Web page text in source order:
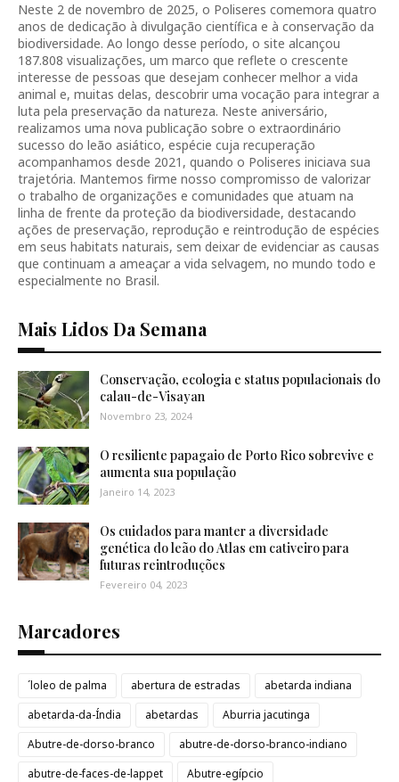
Neste 2 de novembro de 2025, o Poliseres comemora quatro
anos de dedicação à divulgação científica e à conservação da
biodiversidade. Ao longo desse período, o site alcançou
187.808 visualizações, um marco que reflete o crescente
interesse de pessoas que desejam conhecer melhor a vida
animal e, muitas delas, descobrir uma vocação para integrar a
luta pela preservação da natureza. Neste aniversário,
realizamos uma nova publicação sobre o extraordinário
sucesso do leão asiático, espécie cuja recuperação
acompanhamos desde 2021, quando o Poliseres iniciava sua
trajetória. Mantemos firme nosso compromisso de valorizar
o trabalho de organizações e comunidades que atuam na
linha de frente da proteção da biodiversidade, destacando
ações de preservação, reprodução e reintrodução de espécies
em seus habitats naturais, sem deixar de evidenciar as causas
que continuam a ameaçar a vida selvagem, no mundo todo e
especialmente no Brasil.
Mais Lidos Da Semana
Conservação, ecologia e status populacionais do
calau-de-Visayan
Novembro 23, 2024
O resiliente papagaio de Porto Rico sobrevive e
aumenta sua população
Janeiro 14, 2023
Os cuidados para manter a diversidade
genética do leão do Atlas em cativeiro para
futuras reintroduções
Fevereiro 04, 2023
Marcadores
´loleo de palma abertura de estradas
abetarda indiana
abetarda-da-Índia
abetardas
Aburria jacutinga
Abutre-de-dorso-branco
abutre-de-dorso-branco-indiano
abutre-de-faces-de-lappet
Abutre-egípcio